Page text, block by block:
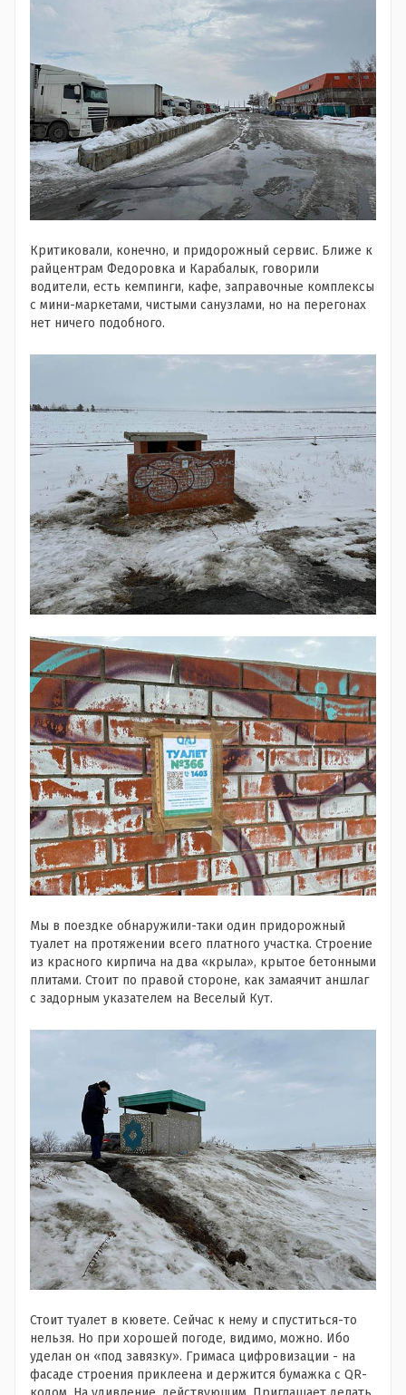
Критиковали, конечно, и придорожный сервис. Ближе к
райцентрам Федоровка и Карабалык, говорили
водители, есть кемпинги, кафе, заправочные комплексы
с мини-маркетами, чистыми санузлами, но на перегонах
нет ничего подобного.
Мы в поездке обнаружили-таки один придорожный
туалет на протяжении всего платного участка. Строение
из красного кирпича на два «крыла», крытое бетонными
плитами. Стоит по правой стороне, как замаячит аншлаг
с задорным указателем на Веселый Кут.
Стоит туалет в кювете. Сейчас к нему и спуститься-то
нельзя. Но при хорошей погоде, видимо, можно. Ибо
уделан он «под завязку». Гримаса цифровизации - на
фасаде строения приклеена и держится бумажка с QR-